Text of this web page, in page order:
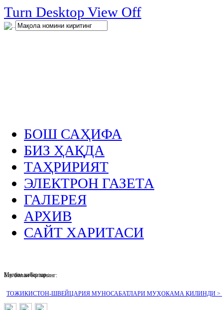
Turn Desktop View Off
.
БОШ САҲИФА
БИЗ ҲАҚДА
ТАҲРИРИЯТ
ЭЛЕКТРОН ГАЗЕТА
ГАЛЕРЕЯ
АРХИВ
САЙТ ХАРИТАСИ
Муҳим хабарлар :
ТОЖИКИСТОН-ШВЕЙЦАРИЯ МУНОСАБАТЛАРИ МУҲОКАМА ҚИЛИНДИ >
Биз билан боғланинг: